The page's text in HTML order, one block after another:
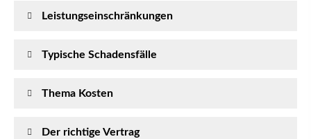
Leistungseinschränkungen
Typische Schadensfälle
Thema Kosten
Der richtige Vertrag